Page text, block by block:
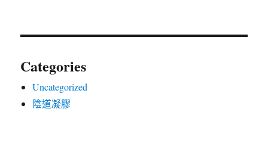
Categories
Uncategorized
陰道凝膠